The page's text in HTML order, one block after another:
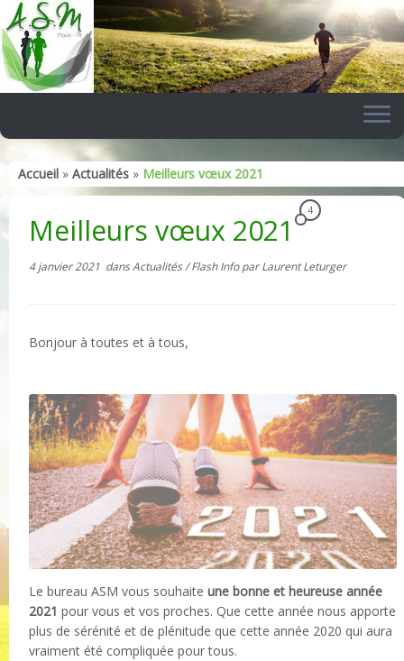
Skip
to
content
Accueil » Actualités » Meilleurs vœux 2021
Meilleurs vœux 2021
4
4 janvier 2021 dansActualités/Flash InfoparLaurent Leturger
Bonjour à toutes et à tous,
Le bureau ASM vous souhaite une bonne et heureuse année
2021 pour vous et vos proches. Que cette année nous apporte
plus de sérénité et de plénitude que cette année 2020 qui aura
vraiment été compliquée pour tous.